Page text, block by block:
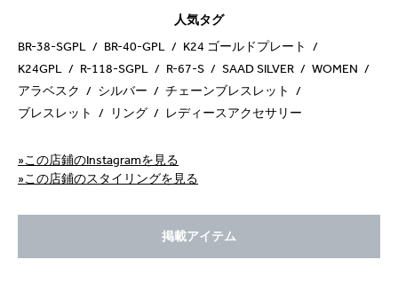
人気タグ
BR-38-SGPL
BR-40-GPL
K24 ゴールドプレート
K24GPL
R-118-SGPL R-67-S SAAD SILVER
WOMEN
アラベスク
シルバー
チェーンブレスレット
ブレスレット
リング レディースアクセサリー
»この店鋪のInstagramを見る
»この店鋪のスタイリングを見る
掲載アイテム